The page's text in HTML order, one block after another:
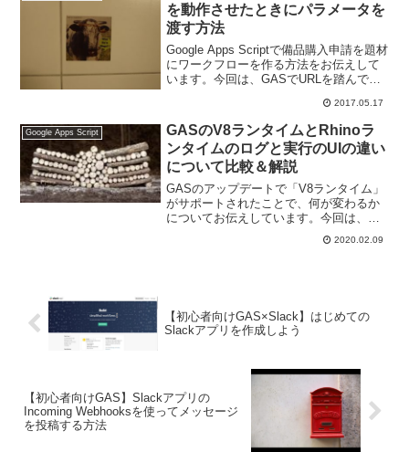
を動作させたときにパラメータを
渡す方法
Google Apps Scriptで備品購入申請を題材
にワークフローを作る方法をお伝えして
います。今回は、GASでURLを踏んでス
2017.05.17
Google Apps Script
GASのV8ランタイムとRhinoラ
ンタイムのログと実行のUIの違い
について比較＆解説
GASのアップデートで「V8ランタイム」
がサポートされたことで、何が変わるか
についてお伝えしています。今回は、
GASのV8ランタイムとRhinoランタイム
のログと実行のUIの違いについて比較＆
2020.02.09
【初心者向けGAS×Slack】はじめての
Slackアプリを作成しよう
【初心者向けGAS】Slackアプリの
Incoming Webhooksを使ってメッセージ
を投稿する方法